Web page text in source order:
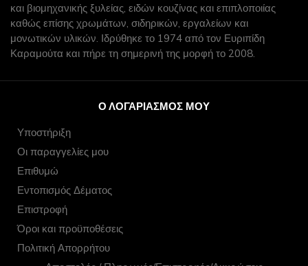
και βιομηχανικής ξυλείας, ειδών κουζίνας και επιπλοποιίας
καθώς επίσης χρωμάτων, σιδηρικών, εργαλείων και
μονωτικών υλικών. Ιδρύθηκε το 1974 από τον Ευριπίδη
Καραμούτα και πήρε τη σημερινή της μορφή το 2008.
Ο ΛΟΓΑΡΙΑΣΜΌΣ ΜΟΥ
Υποστήριξη
Οι παραγγελίες μου
Επιθυμώ
Εντοπισμός Δέματος
Επιστροφή
Όροι και προϋποθέσεις
Πολιτική Απορρήτου